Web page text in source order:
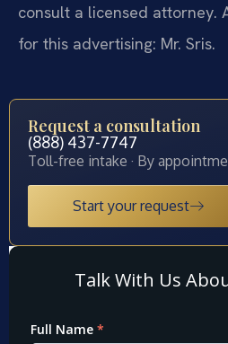
consult a licensed attorney.
for this advertising: Mr. Sris.
Request a consultation
(888) 437-7747
Toll-free intake · By
Start your request